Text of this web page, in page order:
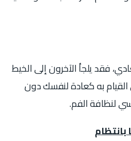
فقد يلجأ الآخرون إلى الخيط
القيام به كعادة لنفسك دون
لنظافة الفم.